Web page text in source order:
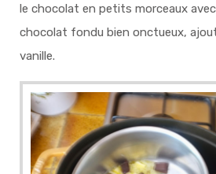
le chocolat en petits morceaux
chocolat fondu bien onctueux,
vanille.